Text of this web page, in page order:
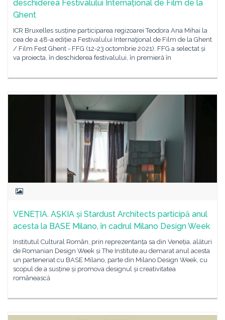
deschiderea Festivalului Internațional de Film de la
Ghent
ICR Bruxelles susține participarea regizoarei Teodora Ana Mihai la
cea de a 48-a ediție a Festivalului Internaţional de Film de la Ghent
/ Film Fest Ghent - FFG (12-23 octombrie 2021). FFG a selectat și
va proiecta, în deschiderea festivalului, în premieră în
VENEȚIA. AȘKIA și Stardust Architects participă anul
acesta la BASE Milano, în cadrul Milano Design Week
Institutul Cultural Român, prin reprezentanța sa din Veneția, alături
de Romanian Design Week și The Institute au demarat anul acesta
un parteneriat cu BASE Milano, parte din Milano Design Week, cu
scopul de a susține și promova designul și creativitatea
românească